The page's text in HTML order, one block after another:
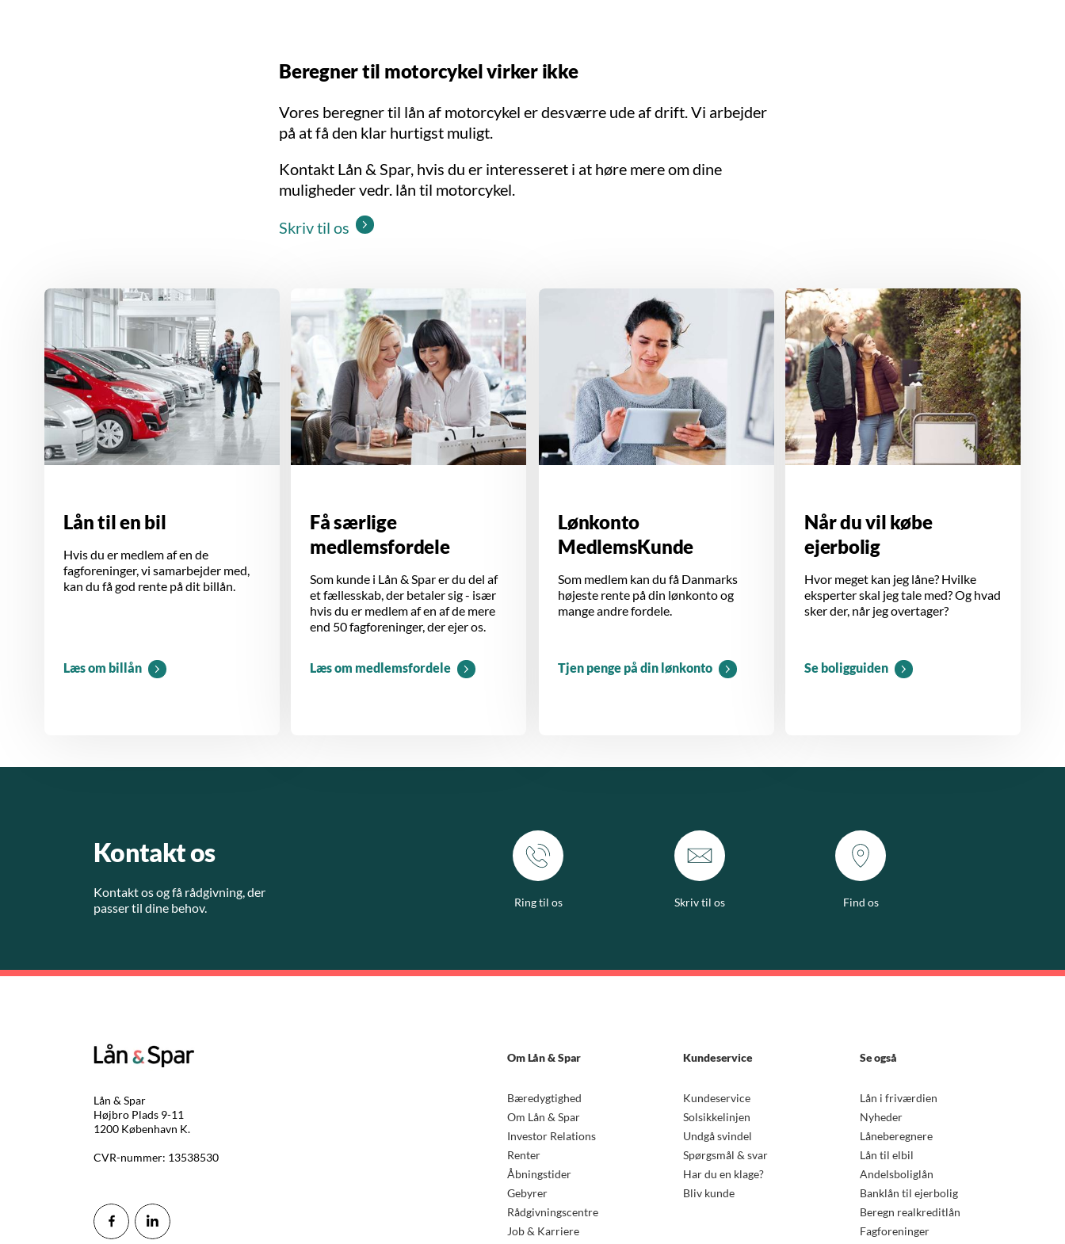
Beregner til motorcykel virker ikke
Vores beregner til lån af motorcykel er desværre ude af drift. Vi arbejder
på at få den klar hurtigst muligt.
Kontakt Lån & Spar, hvis du er interesseret i at høre mere om dine
muligheder vedr. lån til motorcykel.
Skriv til os
Lån til en bil
Hvis du er medlem af en de
fagforeninger, vi samarbejder med,
kan du få god rente på dit billån.
Læs om billån
Få særlige
medlemsfordele
Som kunde i Lån & Spar er du del af
et fællesskab, der betaler sig - især
hvis du er medlem af en af de mere
end 50 fagforeninger, der ejer os.
Læs om medlemsfordele
Lønkonto
MedlemsKunde
Som medlem kan du få Danmarks
højeste rente på din lønkonto og
mange andre fordele.
Tjen penge på din lønkonto
Når du vil købe
ejerbolig
Hvor meget kan jeg låne? Hvilke
eksperter skal jeg tale med? Og hvad
sker der, når jeg overtager?
Se boligguiden
Kontakt os
Kontakt os og få rådgivning, der
passer til dine behov.
Ring til os Skriv til os Find os
Om Lån & Spar
Bæredygtighed
Om Lån & Spar
Investor Relations
Renter
Åbningstider
Gebyrer
Rådgivningscentre
Job & Karriere
Kundeservice
Kundeservice
Solsikkelinjen
Undgå svindel
Spørgsmål & svar
Har du en klage?
Bliv kunde
Se også
Lån i friværdien
Nyheder
Låneberegnere
Lån til elbil
Andelsboliglån
Banklån til ejerbolig
Beregn realkreditlån
Fagforeninger
Lån & Spar
Højbro Plads 9-11
1200 København K.
CVR-nummer: 13538530